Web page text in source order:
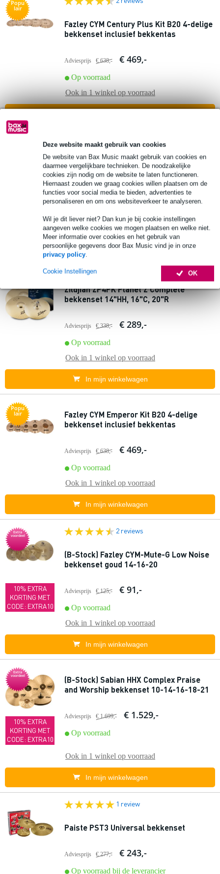
Deze website maakt gebruik van cookies
De website van Bax Music maakt gebruik van cookies en
daarmee vergelijkbare technieken. De noodzakelijke
cookies zijn nodig om de website te laten functioneren.
Hiernaast zouden we graag cookies willen plaatsen om de
functies voor social media te bieden, advertenties te
personaliseren en om ons websiteverkeer te analyseren.
Wil je dit liever niet? Dan kun je bij cookie instellingen
aangeven welke cookies we mogen plaatsen en welke niet.
Meer informatie over cookies en het gebruik van
persoonlijke gegevens door Bax Music vind je in onze
privacy policy.
OK
Cookie Instellingen
Popu
lair
Fazley CYM Century Plus Kit B20 4-delige
bekkenset inclusief bekkentas
Adviesprijs € 638,- € 469,-
Op voorraad
Ook in 1 winkel op voorraad
2 reviews
Fazley CYM Excellence 2-delige
bekkenset 14 inch hihat + 20 inch ride
Adviesprijs € 328,- € 320,-
Op voorraad
Ook in 2 winkelsop voorraad
In mijn winkelwagen
Zildjian ZP4PK Planet Z Complete
bekkenset 14"HH, 16"C, 20"R
Adviesprijs € 338,- € 289,-
Op voorraad
Ook in 1 winkel op voorraad
In mijn winkelwagen
Popu
lair
Fazley CYM Emperor Kit B20 4-delige
bekkenset inclusief bekkentas
Adviesprijs € 638,- € 469,-
Op voorraad
Ook in 1 winkel op voorraad
In mijn winkelwagen
Extra
voordeel
10% EXTRA
KORTING MET
CODE: EXTRA10
2 reviews
(B-Stock) Fazley CYM-Mute-G Low Noise
bekkenset goud 14-16-20
Adviesprijs € 125,- € 91,-
Op voorraad
Ook in 1 winkel op voorraad
In mijn winkelwagen
Extra
voordeel
10% EXTRA
KORTING MET
CODE: EXTRA10
(B-Stock) Sabian HHX Complex Praise
and Worship bekkenset 10-14-16-18-21
Adviesprijs € 1.699,- € 1.529,-
Op voorraad
Ook in 1 winkel op voorraad
In mijn winkelwagen
1 review
Paiste PST3 Universal bekkenset
Adviesprijs € 277,- € 243,-
Op voorraad bij de leverancier